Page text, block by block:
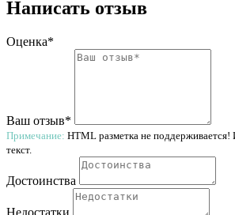
Написать отзыв
Оценка*
Ваш отзыв*
Примечание: HTML разметка не
текст.
Достоинства